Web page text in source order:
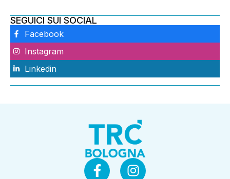
SEGUICI SUI SOCIAL
Facebook
Instagram
Linkedin